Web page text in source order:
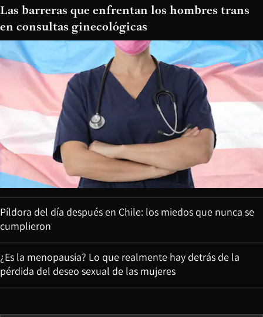
Las barreras que enfrentan los hombres trans
en consultas ginecológicas
Píldora del día después en Chile: los miedos que nunca se
cumplieron
¿Es la menopausia? Lo que realmente hay detrás de la
pérdida del deseo sexual de las mujeres